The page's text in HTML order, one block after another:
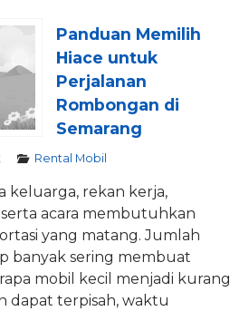
Panduan Memilih
Hiace untuk
Perjalanan
Rombongan di
Semarang
Rental Mobil
keluarga, rekan kerja,
acara membutuhkan
yang matang. Jumlah
banyak sering membuat
mobil kecil menjadi kurang
dapat terpisah, waktu